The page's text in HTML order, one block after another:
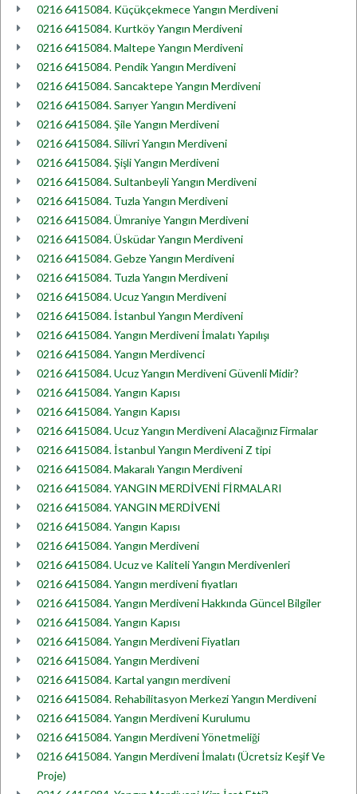
0216 6415084. Küçükçekmece Yangın Merdiveni
0216 6415084. Kurtköy Yangın Merdiveni
0216 6415084. Maltepe Yangın Merdiveni
0216 6415084. Pendik Yangın Merdiveni
0216 6415084. Sancaktepe Yangın Merdiveni
0216 6415084. Sarıyer Yangın Merdiveni
0216 6415084. Şile Yangın Merdiveni
0216 6415084. Silivri Yangın Merdiveni
0216 6415084. Şişli Yangın Merdiveni
0216 6415084. Sultanbeyli Yangın Merdiveni
0216 6415084. Tuzla Yangın Merdiveni
0216 6415084. Ümraniye Yangın Merdiveni
0216 6415084. Üsküdar Yangın Merdiveni
0216 6415084. Gebze Yangın Merdiveni
0216 6415084. Tuzla Yangın Merdiveni
0216 6415084. Ucuz Yangın Merdiveni
0216 6415084. İstanbul Yangın Merdiveni
0216 6415084. Yangın Merdiveni İmalatı Yapılışı
0216 6415084. Yangın Merdivenci
0216 6415084. Ucuz Yangın Merdiveni Güvenli Midir?
0216 6415084. Yangın Kapısı
0216 6415084. Yangın Kapısı
0216 6415084. Ucuz Yangın Merdiveni Alacağınız Firmalar
0216 6415084. İstanbul Yangın Merdiveni Z tipi
0216 6415084. Makaralı Yangın Merdiveni
0216 6415084. YANGIN MERDİVENİ FİRMALARI
0216 6415084. YANGIN MERDİVENİ
0216 6415084. Yangın Kapısı
0216 6415084. Yangın Merdiveni
0216 6415084. Ucuz ve Kaliteli Yangın Merdivenleri
0216 6415084. Yangın merdiveni fiyatları
0216 6415084. Yangın Merdiveni Hakkında Güncel Bilgiler
0216 6415084. Yangın Kapısı
0216 6415084. Yangın Merdiveni Fiyatları
0216 6415084. Yangın Merdiveni
0216 6415084. Kartal yangın merdiveni
0216 6415084. Rehabilitasyon Merkezi Yangın Merdiveni
0216 6415084. Yangın Merdiveni Kurulumu
0216 6415084. Yangın Merdiveni Yönetmeliği
0216 6415084. Yangın Merdiveni İmalatı (Ücretsiz Keşif Ve
Proje)